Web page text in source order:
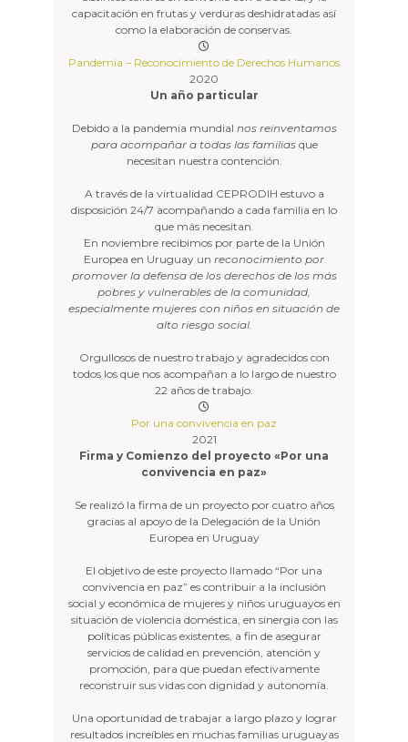
capacitación en frutas y verduras deshidratadas así
como la elaboración de conservas.
Pandemia – Reconocimiento de Derechos Humanos
2020
Un año particular
Debido a la pandemia mundial nos reinventamos
para acompañar a todas las familiasque
necesitan nuestra contención.
A través de la virtualidad CEPRODIH estuvo a
disposición 24/7 acompañando a cada familia en lo
que más necesitan.
En noviembre recibimos por parte de la Unión
Europea en Uruguay un reconocimiento por
promover la defensa de los derechos de los más
pobres y vulnerables de la comunidad,
especialmente mujeres con niños en situación de
alto riesgo social.
Orgullosos de nuestro trabajo y agradecidos con
todos los que nos acompañan a lo largo de nuestro
22 años de trabajo.
Por una convivencia en paz
2021
Firma y Comienzo del proyecto «Por una
convivencia en paz»
Se realizó la firma de un proyecto por cuatro años
gracias al apoyo de la Delegación de la Unión
Europea en Uruguay
El objetivo de este proyecto llamado “Por una
convivencia en paz” es contribuir a la inclusión
social y económica de mujeres y niños uruguayos en
situación de violencia doméstica, en sinergia con las
políticas públicas existentes, a fin de asegurar
servicios de calidad en prevención, atención y
promoción, para que puedan efectivamente
reconstruir sus vidas con dignidad y autonomía.
Una oportunidad de trabajar a largo plazo y lograr
resultados increíbles en muchas familias uruguayas